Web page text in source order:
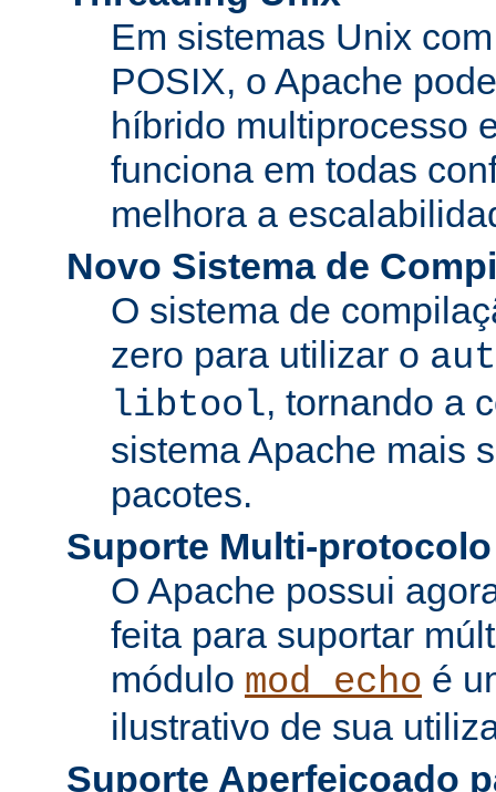
Em sistemas Unix
POSIX, o Apache
híbrido multiprocesso
funciona em todas
melhora a
Novo Sistema de
O sistema de
zero para utilizar o
libtool, tornando a
sistema Apache mais
pacotes.
Suporte Multi-protocolo
O Apache possui
feita para suportar
módulo mod_echo é
ilustrativo de sua
Suporte Aperfeiçoado